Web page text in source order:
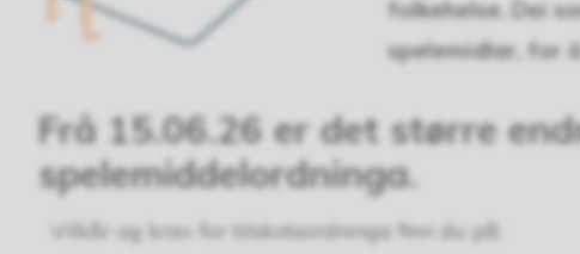
folkehelse. Dei
spelemidlar, for
Frå 15.06.26 er det større
spelemiddelordninga.
Vilkår og krav for tilskotsordninga finn du på: